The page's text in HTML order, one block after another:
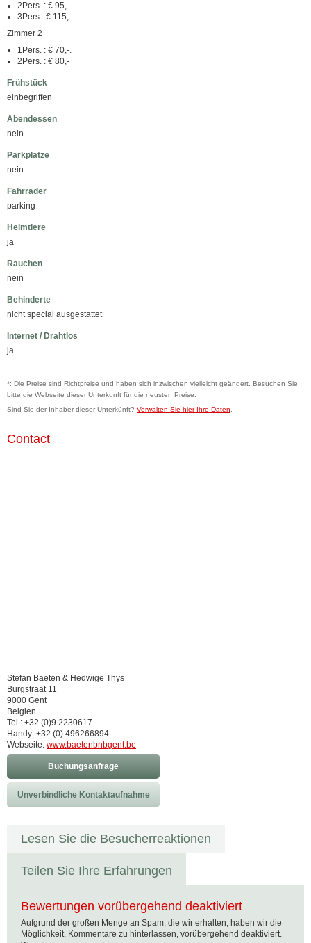
2Pers. : € 95,-.
3Pers. :€ 115,-
Zimmer 2
1Pers. : € 70,-.
2Pers. : € 80,-
Frühstück
einbegriffen
Abendessen
nein
Parkplätze
nein
Fahrräder
parking
Heimtiere
ja
Rauchen
nein
Behinderte
nicht special ausgestattet
Internet / Drahtlos
ja
*: Die Preise sind Richtpreise und haben sich inzwischen vielleicht geändert. Besuchen Sie
bitte die Webseite dieser Unterkunft für die neusten Preise.
Sind Sie der Inhaber dieser Unterkünft? Verwalten Sie hier Ihre Daten
Contact
Stefan Baeten & Hedwige Thys
Burgstraat 11
9000 Gent
Belgien
Tel.: +32 (0)9 2230617
Handy: +32 (0) 496266894
Webseite: www.baetenbnbgent.be
Buchungsanfrage
Unverbindliche Kontaktaufnahme
Lesen Sie die Besucherreaktionen
Teilen Sie Ihre Erfahrungen
Bewertungen vorübergehend deaktiviert
Aufgrund der großen Menge an Spam, die wir erhalten, haben wir die
Möglichkeit, Kommentare zu hinterlassen, vorübergehend deaktiviert.